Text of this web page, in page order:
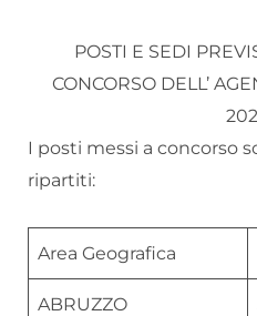
POSTI E SEDI
CONCORSO DELL’
I posti messi a concorso
ripartiti:
Area Geografica
ABRUZZO